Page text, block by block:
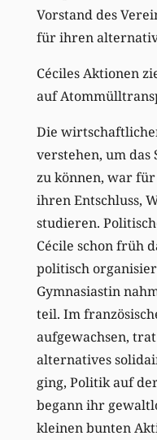
Vorstand des
für ihren
Céciles Aktionen
auf
Die
verstehen, um
zu können, war
ihren Entschluss,
studieren.
Cécile schon früh
politisch
Gymnasiastin
teil. Im
aufgewachsen,
alternatives
ging, Politik auf
begann ihr
kleinen bunten